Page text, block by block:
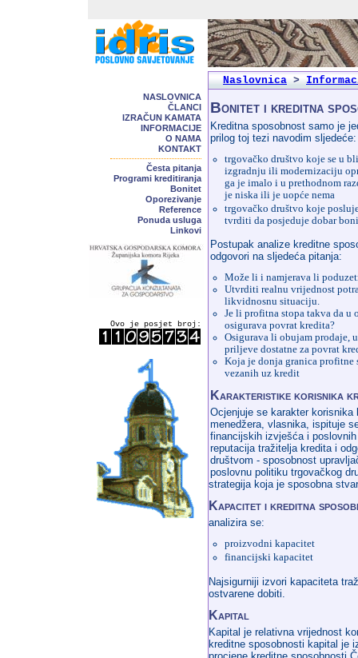
NASLOVNICA
ČLANCI
IZRAČUN KAMATA
INFORMACIJE
O NAMA
KONTAKT
Česta pitanja
Programi kreditiranja
Bonitet
Oporezivanje
Reference
Ponuda usluga
Linkovi
Ovo je posjet broj:
Naslovnica>
Bonitet i kreditna
Kreditna sposobnost samo je
prilog toj tezi navodim sljedeće:
trgovačko društvo koje se u
izgradnju ili modernizaciju
ga je imalo i u prethodnom
je niska ili je uopće nema
trgovačko društvo koje
tvrditi da posjeduje dobar
Postupak analize kreditne
odgovori na sljedeća pitanja:
Može li i namjerava li
Utvrditi realnu vrijednost
likvidnosnu situaciju.
Je li profitna stopa takva da
osigurava povrat kredita?
Osigurava li obujam prodaje,
priljeve dostatne za povrat
Koja je donja granica profitne
vezanih uz kredit
Karakteristike korisnika
Ocjenjuje se karakter korisnika
menedžera, vlasnika, ispituje
financijskih izvješća i
reputacija tražitelja kredita i
društvom - sposobnost
poslovnu politiku trgovačkog
strategija koja je sposobna
Kapacitet i kreditna
analizira se:
proizvodni kapacitet
financijski kapacitet
Najsigurniji izvori kapaciteta
ostvarene dobiti.
Kapital
Kapital je relativna vrijednost
kreditne sposobnosti kapital je